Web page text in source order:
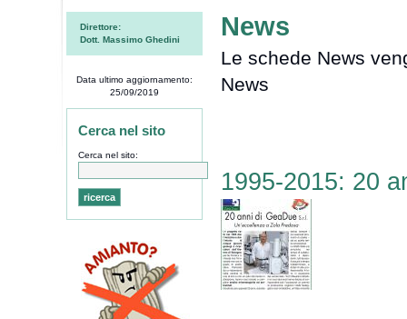
Direttore:
Dott. Massimo Ghedini
Data ultimo aggiornamento:
25/09/2019
Cerca nel sito
Cerca nel sito:
News
Le schede News
News
1995-2015: 20